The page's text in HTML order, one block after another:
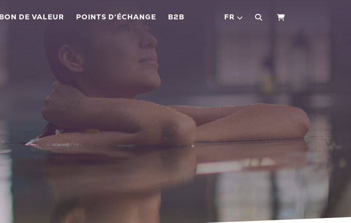
BON DE VALEUR POINTS D'ÉCHANGE B2B FR PANIER